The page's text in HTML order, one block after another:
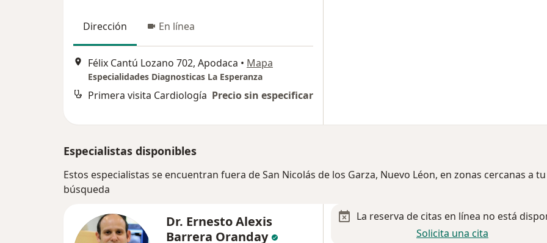
Dirección En línea
Félix Cantú Lozano 702, Apodaca • Mapa
Especialidades Diagnosticas La Esperanza
Primera visita Cardiología Precio sin especificar
Especialistas disponibles
Estos especialistas se encuentran fuera de San Nicolás de los Garza, Nuevo Léon, en zonas cercanas a tu
búsqueda
Dr. Ernesto Alexis
Barrera Oranday
La reserva de citas en línea no está
Solicita una cita